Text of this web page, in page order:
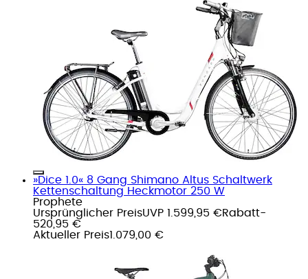
»Dice 1.0« 8 Gang Shimano Altus Schaltwerk
Kettenschaltung Heckmotor 250 W
Prophete
Ursprünglicher PreisUVP 1.599,95 €Rabatt-
520,95 €
Aktueller Preis1.079,00 €